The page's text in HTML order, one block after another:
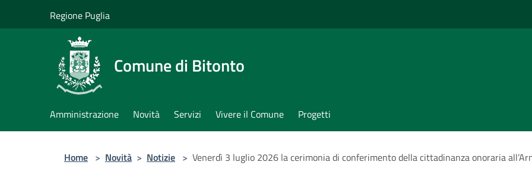
Regione Puglia
Comune di Bitonto
Amministrazione Novità Servizi Vivere il Comune Progetti
Home > Novità > Notizie > Venerdì 3 luglio 2026 la cerimonia di conferimento della cittadinanza onoraria